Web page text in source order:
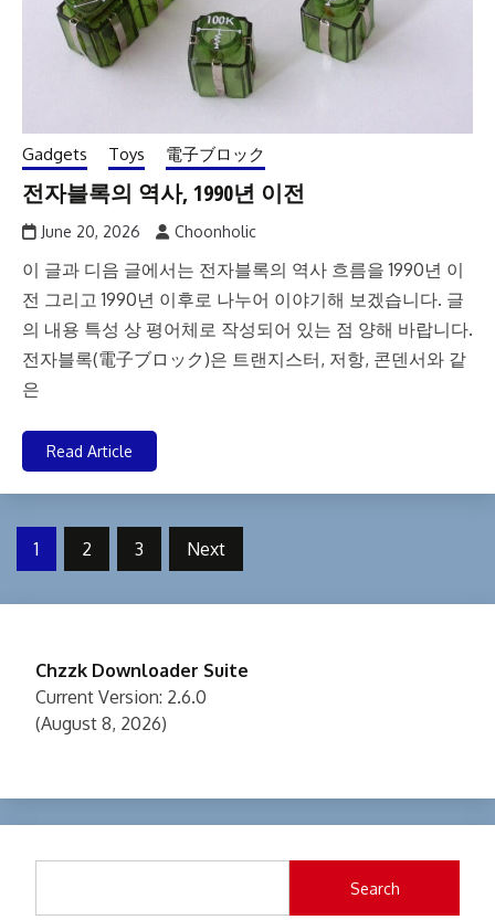
Gadgets Toys 電子ブロック
전자블록의 역사, 1990년 이전
June 20, 2026 Choonholic
이 글과 디음 글에서는 전자블록의 역사 흐름을 1990년 이
전 그리고 1990년 이후로 나누어 이야기해 보겠습니다. 글
의 내용 특성 상 평어체로 작성되어 있는 점 양해 바랍니다.
전자블록(電子ブロック)은 트랜지스터, 저항, 콘덴서와 같
은
Read Article
Posts
1 2 3 Next
Chzzk Downloader Suite
Current Version: 2.6.0
(August 8, 2026)
Search